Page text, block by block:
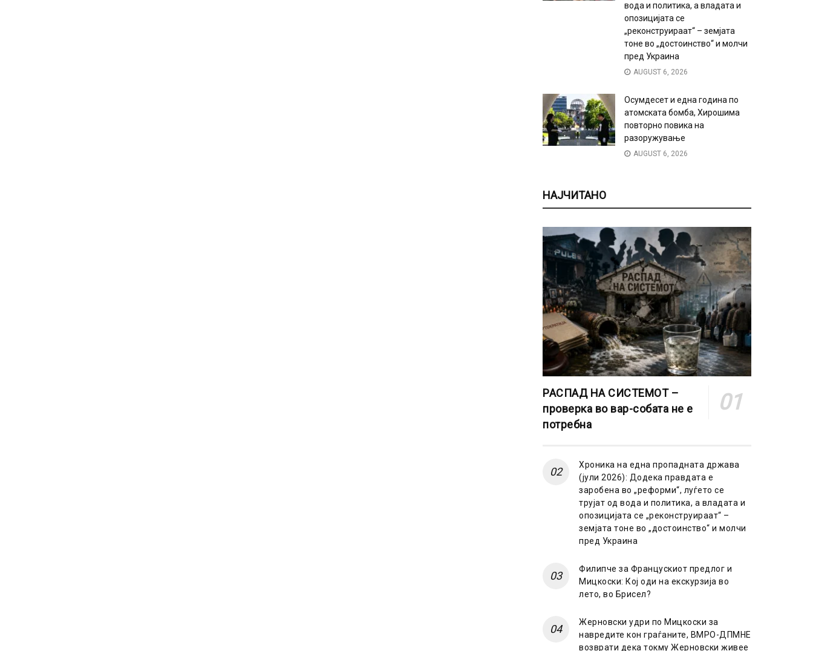
вода и политика, а владата и
опозицијата се
„реконструираат“ – земјата
тоне во „достоинство“ и молчи
пред Украина
AUGUST 6, 2026
Осумдесет и една година по
атомската бомба, Хирошима
повторно повика на
разоружување
AUGUST 6, 2026
НАЈЧИТАНО
РАСПАД НА СИСТЕМОТ –
проверка во вар-собата не е
потребна
Хроника на една пропадната држава
(јули 2026): Додека правдата е
заробена во „реформи“, луѓето се
трујат од вода и политика, а владата и
опозицијата се „реконструираат“ –
земјата тоне во „достоинство“ и молчи
пред Украина
Филипче за Францускиот предлог и
Мицкоски: Кој оди на екскурзија во
лето, во Брисел?
Жерновски удри по Мицкоски за
навредите кон граѓаните, ВМРО-ДПМНЕ
возврати дека токму Жерновски живее